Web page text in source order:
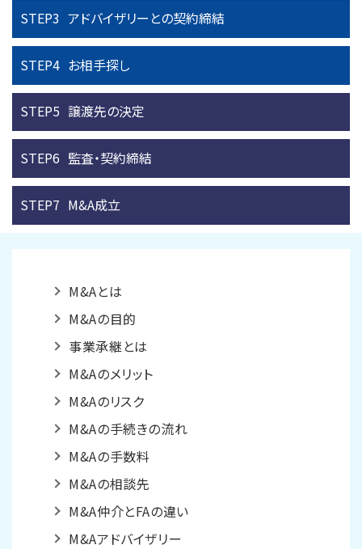
STEP3 アドバイザリーとの契約締結
STEP4 お相手探し
STEP5 譲渡先の決定
STEP6 監査・契約締結
STEP7 M&A成立
M&Aとは
M&Aの目的
事業承継とは
M&Aのメリット
M&Aのリスク
M&Aの手続きの流れ
M&Aの手数料
M&Aの相談先
M&A仲介とFAの違い
M&Aアドバイザリー